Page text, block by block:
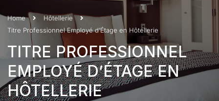
Home
Hôtellerie
Titre Professionnel Employé d’Étage en Hôtellerie
TITRE PROFESSIONNEL
EMPLOYÉ D’ÉTAGE EN
HÔTELLERIE